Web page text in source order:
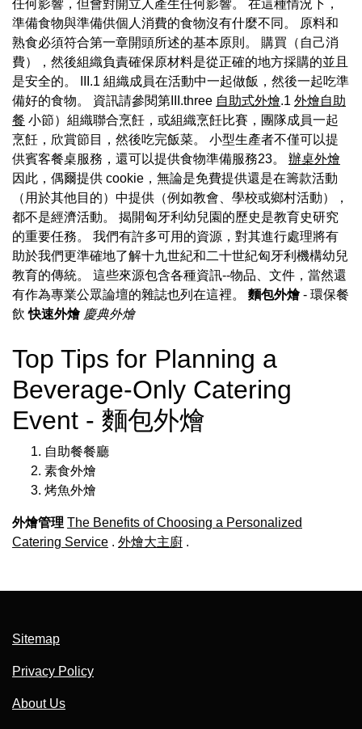
任何影響，但會對開立人產生任何影響。 在這種情況下，
準備食物與準備供個人消費的食物沒有什麼不同。 原料和
熟食必須符合第一章開頭所述的基本原則。 購買（自己消
費），然後組織負責確保原材料是從正確的地方採購的並且
是安全的。 III.1 組織成員在活動中一起做飯，然後一起吃準
備好的食物。 資訊請參閱第III.three 自助式外燴.1 外燴自助
餐 小節）組織聯合烹飪，或組織烹飪比賽，團隊成員一起
烹飪，欣賞節目，然後吃完飯菜。 小型生產者不僅可以提
供賓客餐桌服務，還可以提供食物準備服務23。 辦桌外燴
因此，偶爾提供 cookie，無論是免費提供還是在籌款活動
（用於其他目的）中提供（例如教會、學校或鄉村活動），
都不是經濟活動。 揭開匈牙利幼兒園的歷史是教育史研究
的重要任務。 我們有許多可用的資源，對其進行處理將有
助於我們更準確地了解十九世紀和二十世紀匈牙利機構幼兒
教育的傳統。 這些來源包含各種資訊--物品、文件，當然還
有作為專業公眾論壇的雜誌也列在這裡。 麵包外燴 - 環保餐
飲 快速外燴 慶典外燴
Top Tips for Planning a
Beverage-Only Catering
Event - 麵包外燴
自助餐餐廳
素食外燴
烤魚外燴
外燴管理 The Benefits of Choosing a Personalized
Catering Service . 外燴大主廚 .
Sitemap
Privacy Policy
About Us